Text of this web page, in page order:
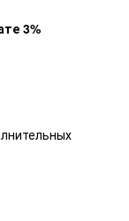
3%